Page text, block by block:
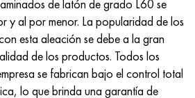
de latón de grado L60 se
y al por menor. La popularidad de los
esta aleación se debe a la gran
de los productos. Todos los
se fabrican bajo el control total
lo que brinda una garantía de
5
1.7225